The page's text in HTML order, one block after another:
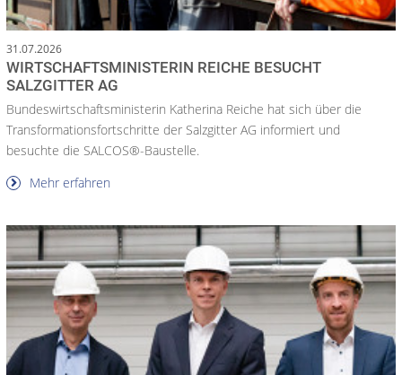
31.07.2026
WIRTSCHAFTSMINISTERIN REICHE BESUCHT
SALZGITTER AG
Bundeswirtschaftsministerin Katherina Reiche hat sich über die
Transformationsfortschritte der Salzgitter AG informiert und
besuchte die SALCOS®-Baustelle.
Mehr erfahren